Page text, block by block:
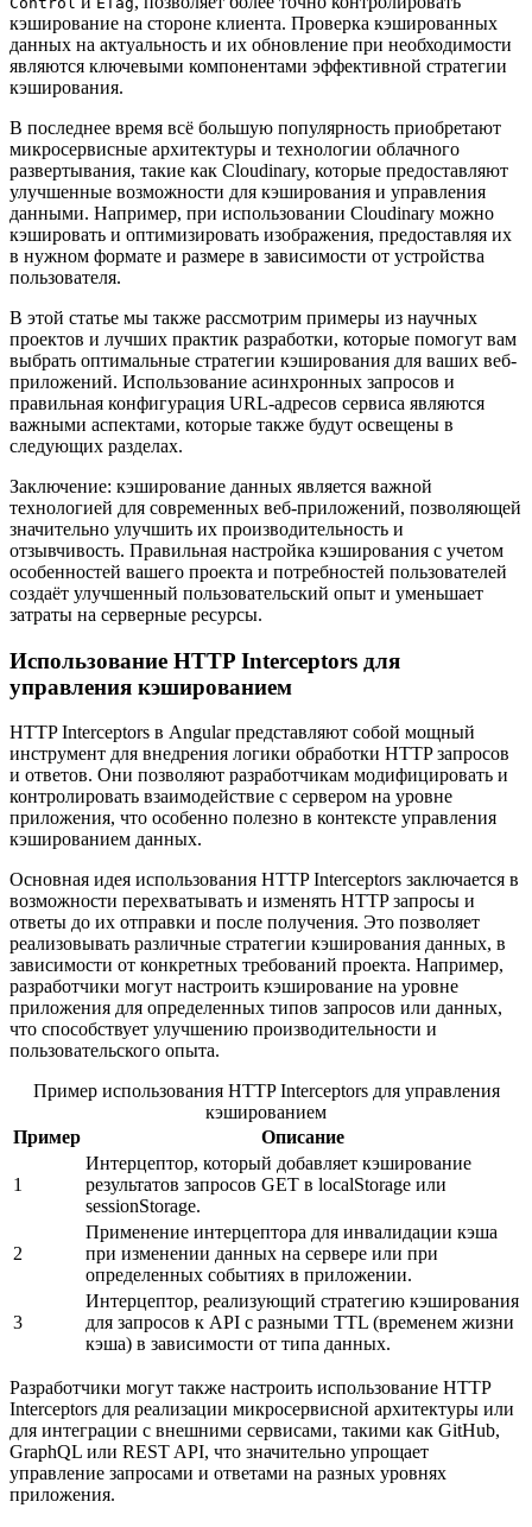
кэширование на стороне клиента. Проверка кэшированных
данных на актуальность и их обновление при необходимости
являются ключевыми компонентами эффективной стратегии
кэширования.
В последнее время всё большую популярность приобретают
микросервисные архитектуры и технологии облачного
развертывания, такие как Cloudinary, которые предоставляют
улучшенные возможности для кэширования и управления
данными. Например, при использовании Cloudinary можно
кэшировать и оптимизировать изображения, предоставляя их
в нужном формате и размере в зависимости от устройства
пользователя.
В этой статье мы также рассмотрим примеры из научных
проектов и лучших практик разработки, которые помогут вам
выбрать оптимальные стратегии кэширования для ваших веб-
приложений. Использование асинхронных запросов и
правильная конфигурация URL-адресов сервиса являются
важными аспектами, которые также будут освещены в
следующих разделах.
Заключение: кэширование данных является важной
технологией для современных веб-приложений, позволяющей
значительно улучшить их производительность и
отзывчивость. Правильная настройка кэширования с учетом
особенностей вашего проекта и потребностей пользователей
создаёт улучшенный пользовательский опыт и уменьшает
затраты на серверные ресурсы.
Использование HTTP Interceptors для
управления кэшированием
HTTP Interceptors в Angular представляют собой мощный
инструмент для внедрения логики обработки HTTP запросов
и ответов. Они позволяют разработчикам модифицировать и
контролировать взаимодействие с сервером на уровне
приложения, что особенно полезно в контексте управления
кэшированием данных.
Основная идея использования HTTP Interceptors заключается в
возможности перехватывать и изменять HTTP запросы и
ответы до их отправки и после получения. Это позволяет
реализовывать различные стратегии кэширования данных, в
зависимости от конкретных требований проекта. Например,
разработчики могут настроить кэширование на уровне
приложения для определенных типов запросов или данных,
что способствует улучшению производительности и
пользовательского опыта.
Пример использования HTTP Interceptors для управления
кэшированием
Пример
Описание
1
Интерцептор, который добавляет кэширование
результатов запросов GET в localStorage или
sessionStorage.
2
Применение интерцептора для инвалидации кэша
при изменении данных на сервере или при
определенных событиях в приложении.
3
Интерцептор, реализующий стратегию кэширования
для запросов к API с разными TTL (временем жизни
кэша) в зависимости от типа данных.
Разработчики могут также настроить использование HTTP
Interceptors для реализации микросервисной архитектуры или
для интеграции с внешними сервисами, такими как GitHub,
GraphQL или REST API, что значительно упрощает
управление запросами и ответами на разных уровнях
приложения.